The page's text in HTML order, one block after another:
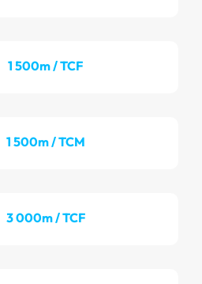
1 500m / TCF
1 500m / TCM
3 000m / TCF